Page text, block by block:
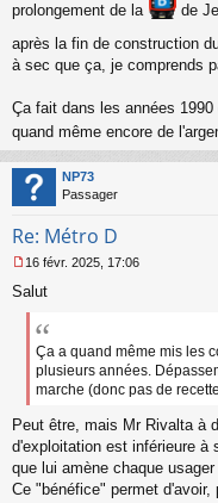
prolongement de la
de
après la fin de construction
à sec que ça, je comprends
Ça fait dans les années
quand même encore de
NP73
Passager
Re: Métro D
e
s
l
u
16 févr. 2025, 17:06
Salut
Ça a quand même mis les
plusieurs années.
marche (donc pas de
Peut être, mais Mr Rivalta à
d'exploitation est inférieure à
que lui amène chaque usager
Ce "bénéfice" permet